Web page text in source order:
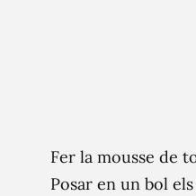
Fer la mousse de
Posar en un bol